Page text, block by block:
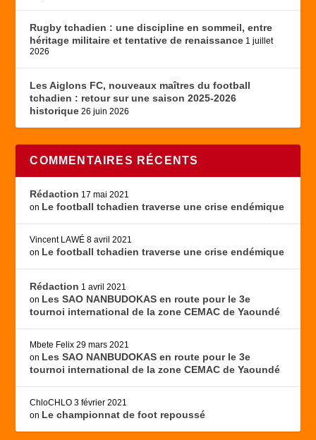
Rugby tchadien : une discipline en sommeil, entre
héritage militaire et tentative de renaissance 1 juillet
2026
Les Aiglons FC, nouveaux maîtres du football
tchadien : retour sur une saison 2025-2026
historique 26 juin 2026
COMMENTAIRES RÉCENTS
Rédaction 17 mai 2021
on Le football tchadien traverse une crise endémique
Vincent LAWÉ 8 avril 2021
on Le football tchadien traverse une crise endémique
Rédaction 1 avril 2021
on Les SAO NANBUDOKAS en route pour le 3e
tournoi international de la zone CEMAC de Yaoundé
Mbete Felix 29 mars 2021
on Les SAO NANBUDOKAS en route pour le 3e
tournoi international de la zone CEMAC de Yaoundé
ChloCHLO 3 février 2021
on Le championnat de foot repoussé